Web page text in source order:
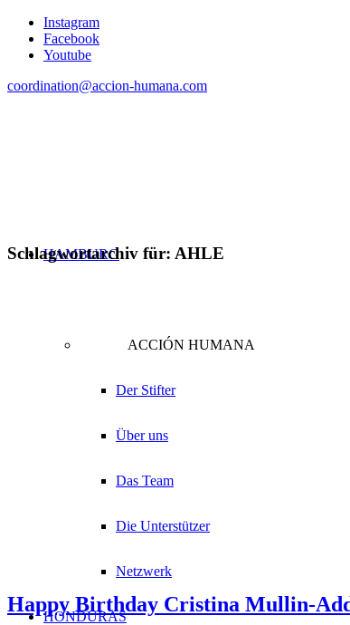
Instagram
Facebook
Youtube
coordination@accion-humana.com
HAMBURG
ACCIÓN HUMANA
Der Stifter
Über uns
Das Team
Die Unterstützer
Netzwerk
HONDURAS
Schlagwortarchiv für: AHLE
Happy Birthday Cristina Mullin-